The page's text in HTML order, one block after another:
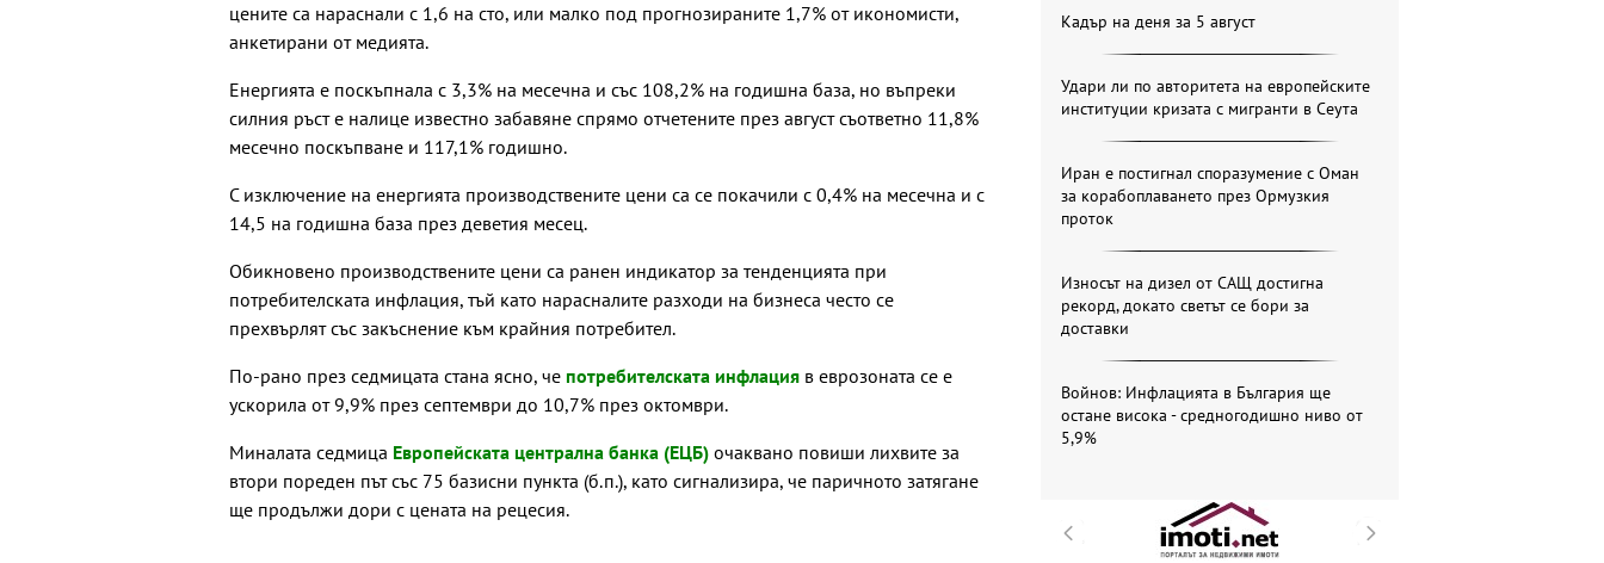
цените са нараснали с 1,6 на сто, или малко под прогнозираните 1,7% от икономисти,
анкетирани от медията.
Енергията е поскъпнала с 3,3% на месечна и със 108,2% на годишна база, но въпреки
силния ръст е налице известно забавяне спрямо отчетените през август съответно 11,8%
месечно поскъпване и 117,1% годишно.
С изключение на енергията производствените цени са се покачили с 0,4% на месечна и с
14,5 на годишна база през деветия месец.
Обикновено производствените цени са ранен индикатор за тенденцията при
потребителската инфлация, тъй като нарасналите разходи на бизнеса често се
прехвърлят със закъснение към крайния потребител.
По-рано през седмицата стана ясно, че потребителската инфлация в еврозоната се е
ускорила от 9,9% през септември до 10,7% през октомври.
Миналата седмица Европейската централна банка (ЕЦБ) очаквано повиши лихвите за
втори пореден път със 75 базисни пункта (б.п.), като сигнализира, че паричното затягане
ще продължи дори с цената на рецесия.
Кадър на деня за 5 август
Удари ли по авторитета на европейските
институции кризата с мигранти в Сеута
Иран е постигнал споразумение с Оман
за корабоплаването през Ормузкия
проток
Износът на дизел от САЩ достигна
рекорд, докато светът се бори за
доставки
Войнов: Инфлацията в България ще
остане висока - средногодишно ниво от
5,9%